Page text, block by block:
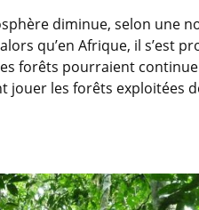
diminue, selon une
qu’en Afrique, il s’est
forêts pourraient
les forêts